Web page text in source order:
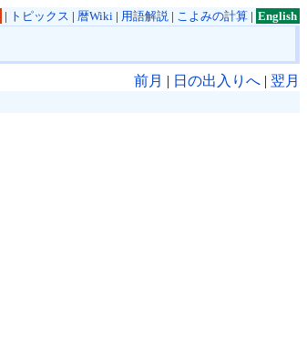
| トピックス | 暦Wiki| 用語解説| こよみの計算| English
前月 | 日の出入りへ | 翌月